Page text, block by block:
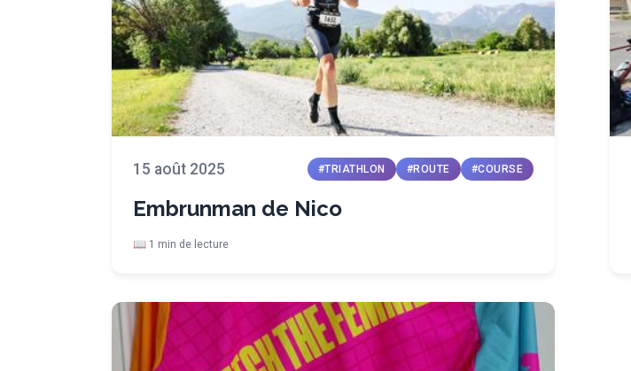
15 août 2025 #TRIATHLON #ROUTE #COURSE
Embrunman de Nico
📖 1 min de lecture